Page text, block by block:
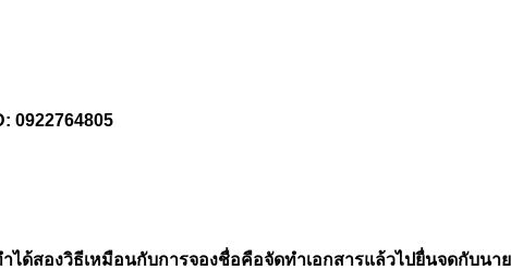
0922764805
ด้สองวิธีเหมือนกับการจองชื่อคือจัดทำเอกสารแล้วไปยื่นจดกับนา